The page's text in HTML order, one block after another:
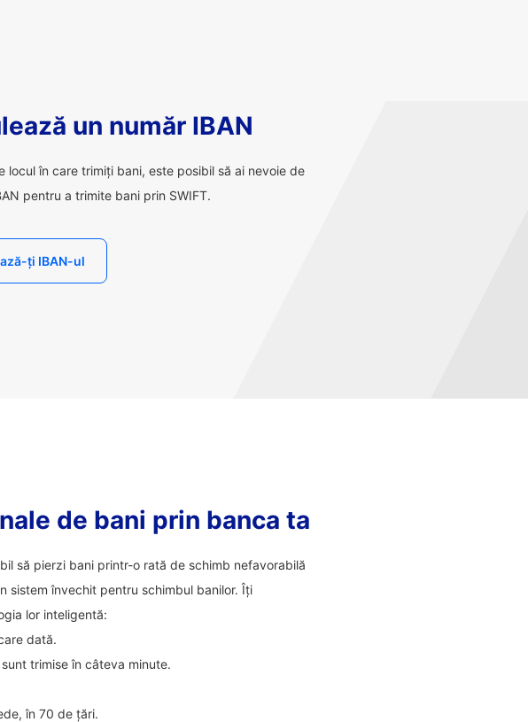
un număr IBAN
locul în care trimiți bani, este posibil să ai nevoie de
pentru a trimite bani prin SWIFT.
ți IBAN-ul
de bani prin banca ta
să pierzi bani printr-o rată de schimb nefavorabilă
sistem învechit pentru schimbul banilor. Îți
lor inteligentă:
dată.
trimise în câteva minute.
în 70 de țări.